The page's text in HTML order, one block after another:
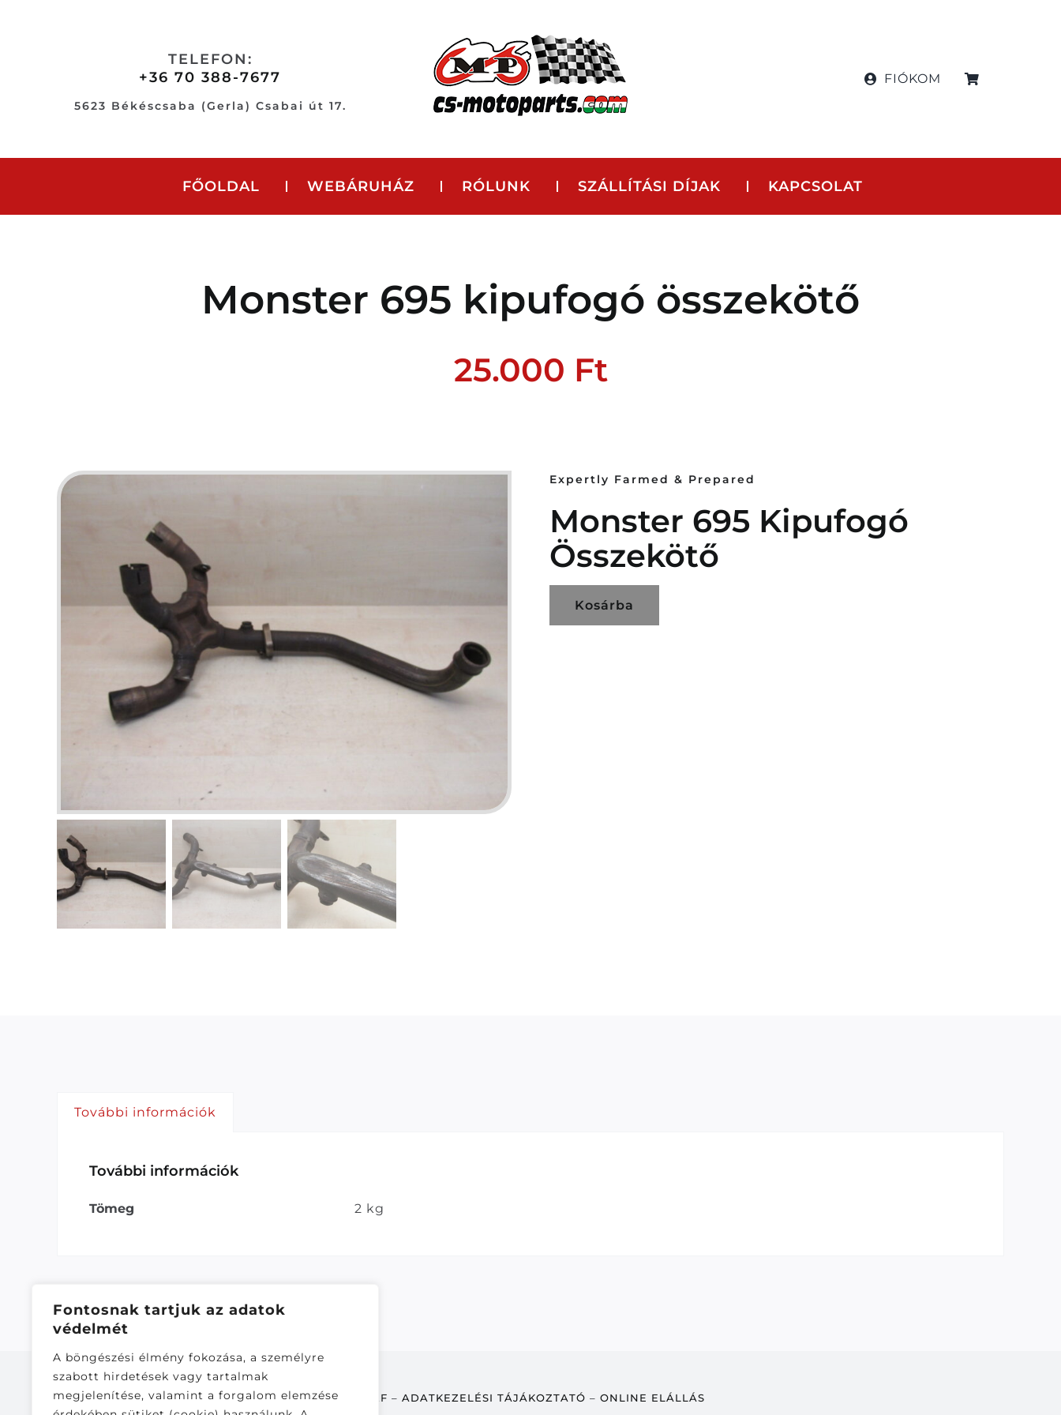
Fontosnak tartjuk az adatok
védelmét
A böngészési élmény fokozása, a személyre
szabott hirdetések vagy tartalmak
megjelenítése, valamint a forgalom elemzése
TELEFON:
+36 70 388-7677
5623 Békéscsaba (Gerla) Csabai út 17.
FIÓKOM
FŐOLDAL WEBÁRUHÁZ RÓLUNK SZÁLLÍTÁSI DÍJAK KAPCSOLAT
Monster 695 kipufogó összekötő
25.000 Ft
Expertly Farmed & Prepared
Monster 695 Kipufogó
Összekötő
Kosárba
További információk
További információk
Tömeg 2 kg
ÁSZF – ADATKEZELÉSI TÁJÁKOZTATÓ – ONLINE ELÁLLÁS